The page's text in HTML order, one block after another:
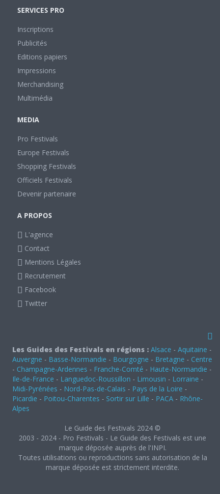
SERVICES PRO
Inscriptions
Publicités
Editions papiers
Impressions
Merchandising
Multimédia
MEDIA
Pro Festivals
Europe Festivals
Shopping Festivals
Officiels Festivals
Devenir partenaire
A PROPOS
L'agence
Contact
Mentions Légales
Recrutement
Facebook
Twitter
Les Guides des Festivals en régions : Alsace - Aquitaine -
Auvergne - Basse-Normandie - Bourgogne - Bretagne - Centre
- Champagne-Ardennes - Franche-Comté - Haute-Normandie -
Ile-de-France - Languedoc-Roussillon - Limousin - Lorraine -
Midi-Pyrénées - Nord-Pas-de-Calais - Pays de la Loire -
Picardie - Poitou-Charentes - Sortir sur Lille - PACA - Rhône-
Alpes
Le Guide des Festivals 2024 ©
2003 - 2024 - Pro Festivals - Le Guide des Festivals est une
marque déposée auprès de l'INPI.
Toutes utilisations ou reproductions sans autorisation de la
marque déposée est strictement interdite.